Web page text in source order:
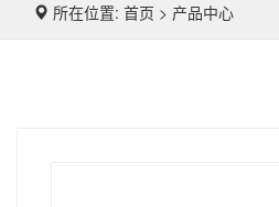
所在位置: 首页 > 产品中心